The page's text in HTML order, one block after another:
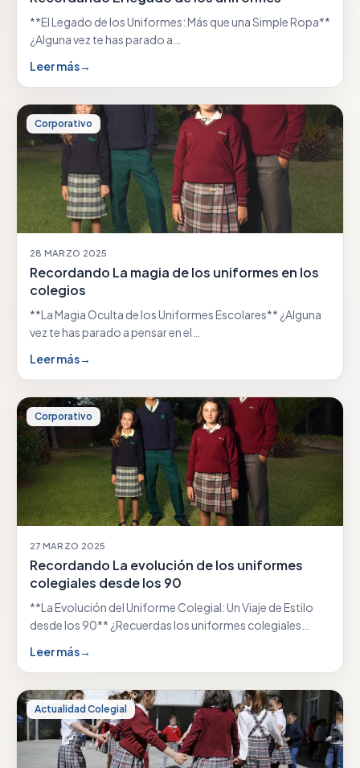
**El Legado de los Uniformes: Más que una Simple Ropa**
¿Alguna vez te has parado a…
Leer más→
Corporativo
28 MARZO 2025
Recordando La magia de los uniformes en los
colegios
**La Magia Oculta de los Uniformes Escolares** ¿Alguna
vez te has parado a pensar en el…
Leer más→
Corporativo
27 MARZO 2025
Recordando La evolución de los uniformes
colegiales desde los 90
**La Evolución del Uniforme Colegial: Un Viaje de Estilo
desde los 90** ¿Recuerdas los uniformes colegiales…
Leer más→
Actualidad Colegial